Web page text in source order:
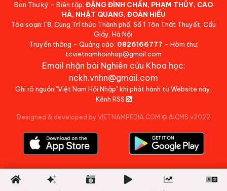
Ban Thư ký - Biên tập: ĐẶNG ĐÌNH CHẤN, PHẠM THỦY, CAO
HÀ, NHẬT QUANG, ĐOÀN HIẾU
Tòa soạn:T8, Cung Trí thức Thành phố, Số 1 Tôn Thất Thuyết, Cầu
Giấy, Hà Nội.
Truyền thông - Quảng cáo: 0826166777 - Hòm thư:
tcvietnamhoinhap@gmail.com
Email nhận bài Nghiên cứu Khoa học:
nckh.vnhn@gmail.com
Ghi rõ nguồn "Việt Nam Hội Nhập" khi phát hành từ Website này.
Kênh RSS
Designed & developed by VIETNAMPEDIA.COM © AICMS v2022